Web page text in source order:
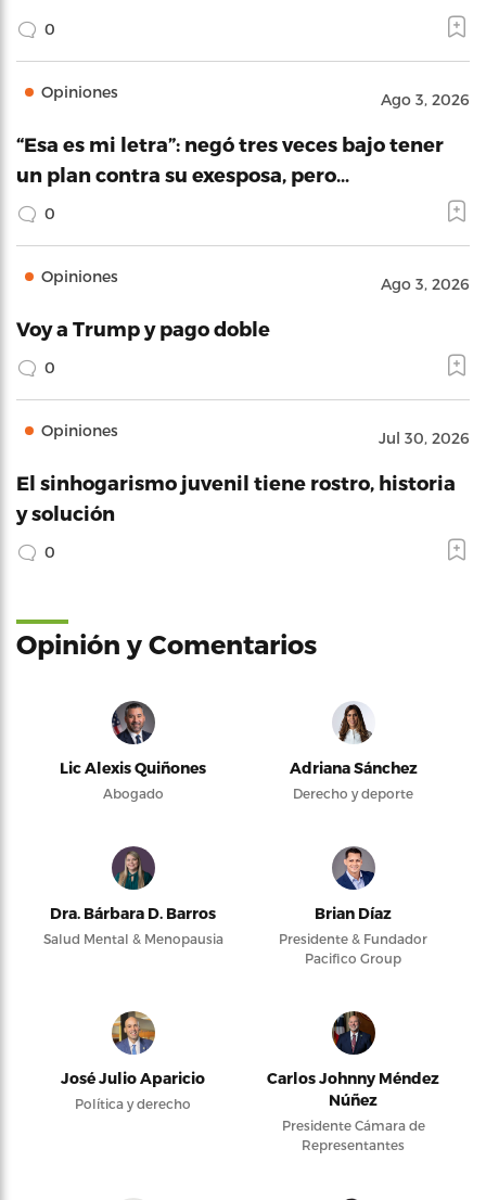
0
Opiniones Ago 3, 2026
“Esa es mi letra”: negó tres veces bajo tener
un plan contra su exesposa, pero…
0
Opiniones Ago 3, 2026
Voy a Trump y pago doble
0
Opiniones Jul 30, 2026
El sinhogarismo juvenil tiene rostro, historia
y solución
0
Opinión y Comentarios
Lic Alexis Quiñones
Abogado
Adriana Sánchez
Derecho y deporte
Dra. Bárbara D. Barros
Salud Mental & Menopausia
Brian Díaz
Presidente & Fundador
Pacifico Group
José Julio Aparicio
Política y derecho
Carlos Johnny Méndez
Núñez
Presidente Cámara de
Representantes